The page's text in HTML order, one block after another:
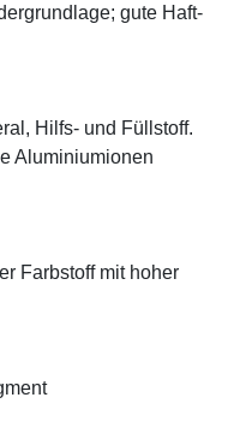
gute Haft-
Hilfs- und Füllstoff.
Aluminiumionen
Farbstoff mit hoher